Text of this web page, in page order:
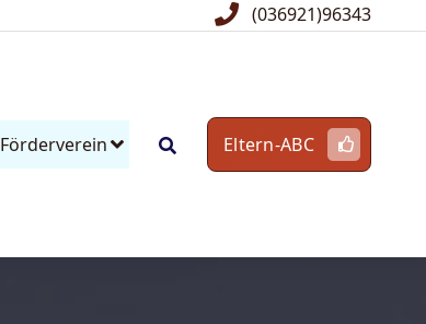
(036921)96343
Förderverein Eltern-ABC